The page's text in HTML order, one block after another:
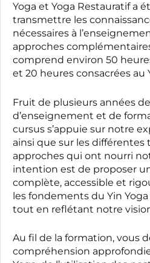
Yoga et Yoga Restauratif a
transmettre les
nécessaires à
approches
comprend environ 50
et 20 heures consacrées au
Fruit de plusieurs années
d’enseignement et de
cursus s’appuie sur notre
ainsi que sur les différentes
approches qui ont nourri
intention est de proposer
complète, accessible et
les fondements du Yin
tout en reflétant notre
Au fil de la formation, vous
compréhension